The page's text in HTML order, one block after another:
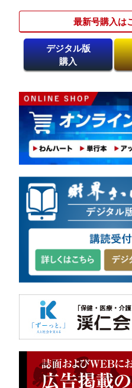
最新号購入は
デジタル版
購入